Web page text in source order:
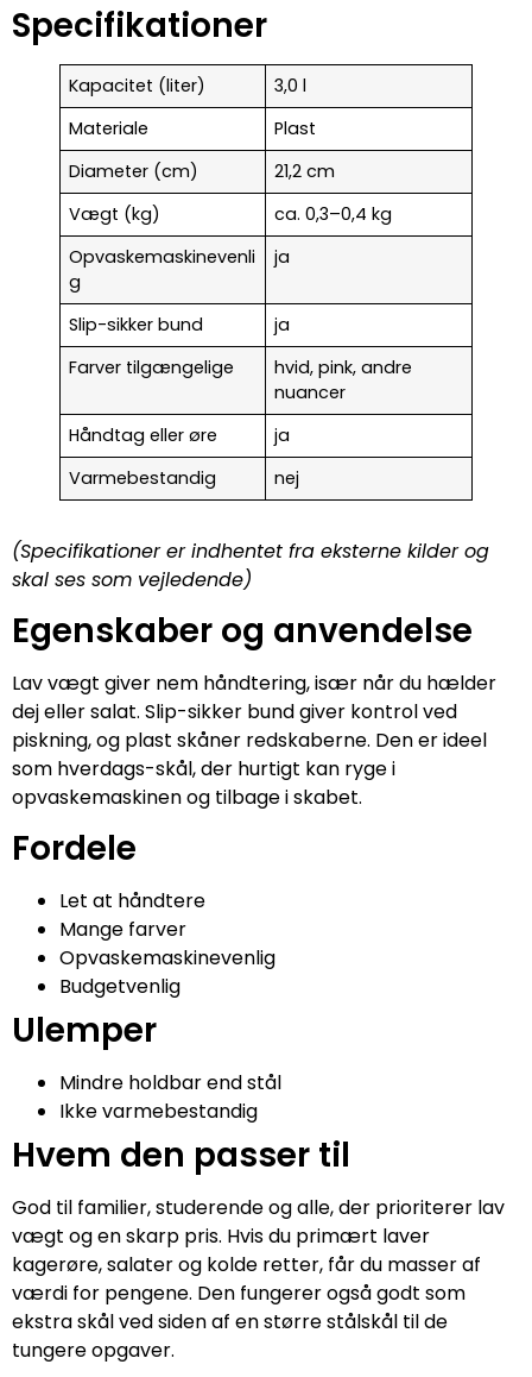
Specifikationer
Kapacitet (liter)
3,0 l
Materiale
Plast
Diameter (cm)
21,2 cm
Vægt (kg)
ca. 0,3–0,4 kg
Opvaskemaskinevenli
g
ja
Slip-sikker bund
ja
Farver tilgængelige
hvid, pink, andre
nuancer
Håndtag eller øre
ja
Varmebestandig
nej
(Specifikationer er indhentet fra eksterne kilder og
skal ses som vejledende)
Egenskaber og anvendelse
Lav vægt giver nem håndtering, især når du hælder
dej eller salat. Slip-sikker bund giver kontrol ved
piskning, og plast skåner redskaberne. Den er ideel
som hverdags-skål, der hurtigt kan ryge i
opvaskemaskinen og tilbage i skabet.
Fordele
Let at håndtere
Mange farver
Opvaskemaskinevenlig
Budgetvenlig
Ulemper
Mindre holdbar end stål
Ikke varmebestandig
Hvem den passer til
God til familier, studerende og alle, der prioriterer lav
vægt og en skarp pris. Hvis du primært laver
kagerøre, salater og kolde retter, får du masser af
værdi for pengene. Den fungerer også godt som
ekstra skål ved siden af en større stålskål til de
tungere opgaver.